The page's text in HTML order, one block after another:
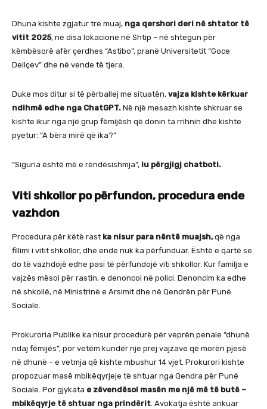
Dhuna kishte zgjatur tre muaj, nga qershori deri në shtator të
vitit 2025, në disa lokacione në Shtip – në shtegun për
këmbësorë afër çerdhes “Astibo”, pranë Universitetit “Goce
Dellçev” dhe në vende të tjera.
Duke mos ditur si të përballej me situatën, vajza kishte kërkuar
ndihmë edhe nga ChatGPT. Në një mesazh kishte shkruar se
kishte ikur nga një grup fëmijësh që donin ta rrihnin dhe kishte
pyetur: “A bëra mirë që ika?”
“Siguria është më e rëndësishmja”, iu përgjigj chatboti.
Viti shkollor po përfundon, procedura ende
vazhdon
Procedura për këtë rast ka nisur para nëntë muajsh,që nga
fillimi i vitit shkollor, dhe ende nuk ka përfunduar. Është e qartë se
do të vazhdojë edhe pasi të përfundojë viti shkollor. Kur familja e
vajzës mësoi për rastin, e denoncoi në polici. Denoncim ka edhe
në shkollë, në Ministrinë e Arsimit dhe në Qendrën për Punë
Sociale.
Prokuroria Publike ka nisur procedurë për veprën penale “dhunë
ndaj fëmijës”, por vetëm kundër një prej vajzave që morën pjesë
në dhunë – e vetmja që kishte mbushur 14 vjet. Prokurori kishte
propozuar masë mbikëqyrjeje të shtuar nga Qendra për Punë
Sociale. Por gjykata e zëvendësoi masën me një më të butë –
mbikëqyrje të shtuar nga prindërit. Avokatja është ankuar